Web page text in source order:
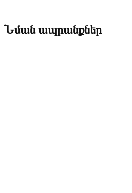
Նման ապրանքներ